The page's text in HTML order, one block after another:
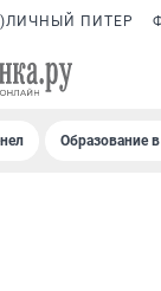
ПИТЕР
Образование